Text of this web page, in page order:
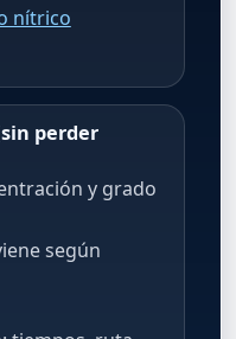
nítrico
perder
y grado
según